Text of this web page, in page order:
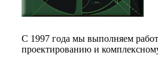
С 1997 года мы выполняем
проектированию и